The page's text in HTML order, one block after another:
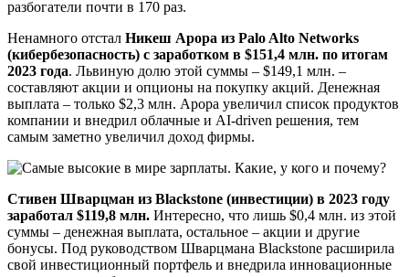
разбогатели почти в 170 раз.
Ненамного отстал Никеш Арора из Palo Alto Networks
(кибербезопасность) с заработком в $151,4 млн. по итогам
2023 года. Львиную долю этой суммы – $149,1 млн. –
составляют акции и опционы на покупку акций. Денежная
выплата – только $2,3 млн. Арора увеличил список продуктов
компании и внедрил облачные и AI-driven решения, тем
самым заметно увеличил доход фирмы.
Стивен Шварцман из Blackstone (инвестиции) в 2023 году
заработал $119,8 млн. Интересно, что лишь $0,4 млн. из этой
суммы – денежная выплата, остальное – акции и другие
бонусы. Под руководством Шварцмана Blackstone расширила
свой инвестиционный портфель и внедрила инновационные